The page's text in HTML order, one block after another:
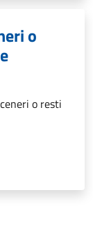
o
o resti